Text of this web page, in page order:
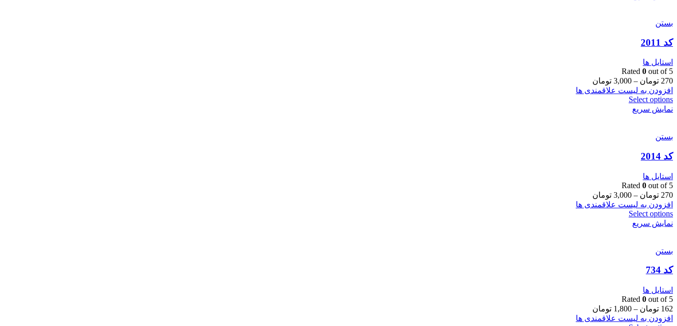
بستن
کد 2011
استایل ها
Rated 0 out of 5
270 تومان –
3,000 تومان
افزودن به لیست علاقمندی ها
Select options
نمایش سریع
بستن
کد 2014
استایل ها
Rated 0 out of 5
270 تومان –
3,000 تومان
افزودن به لیست علاقمندی ها
Select options
نمایش سریع
بستن
کد 734
استایل ها
Rated 0 out of 5
162 تومان –
1,800 تومان
افزودن به لیست علاقمندی ها